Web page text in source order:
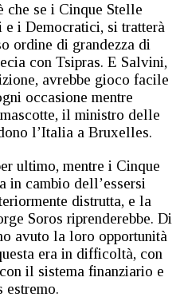
che se i Cinque Stelle
e i Democratici, si tratterà
ordine di grandezza di
con Tsipras. E Salvini,
avrebbe gioco facile
occasione mentre
il ministro delle
l’Italia a Bruxelles.
ultimo, mentre i Cinque
in cambio dell’essersi
distrutta, e la
Soros riprenderebbe. Di
avuto la loro opportunità
era in difficoltà, con
il sistema finanziario e
estremo.